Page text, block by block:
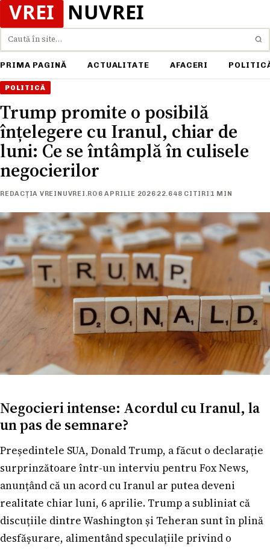
Caută
PRIMA PAGINĂ ACTUALITATE AFACERI
POLITICĂ
Trump promite o posibilă
înțelegere cu Iranul, chiar de
luni: Ce se întâmplă în culisele
negocierilor
REDACȚIA VREINUVREI.RO 6 APRILIE 2026 22.648 CITIRI 1 MIN
Negocieri intense: Acordul cu Iranul, la
un pas de semnare?
Președintele SUA, Donald Trump, a făcut o declarație
surprinzătoare într-un interviu pentru Fox News,
anunțând că un acord cu Iranul ar putea deveni
realitate chiar luni, 6 aprilie. Trump a subliniat că
discuțiile dintre Washington și Teheran sunt în plină
desfășurare, alimentând speculațiile privind o